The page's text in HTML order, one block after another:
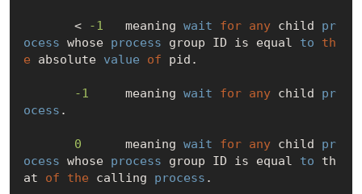
       <
-1
   meaning
wait for any child pr
ocess whose process group ID is equal to
th
e absolute value of pid.
-1
     meaning
wait for any child pr
ocess .
0
      meaning
wait for any child pr
ocess whose process group ID is equal to th
at of the calling process .